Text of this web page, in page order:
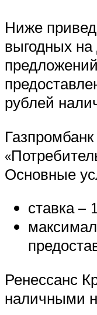
Ниже
выгодных
рублей
Основные
ставка –
Ренессанс
наличными